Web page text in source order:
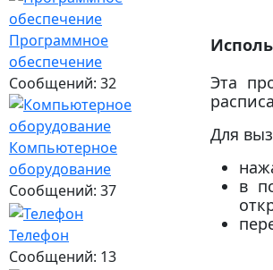
Программное
обеспечение
Сообщений: 32
Компьютерное
оборудование
Сообщений: 37
Телефон
Сообщений: 13
Эта
Для
в